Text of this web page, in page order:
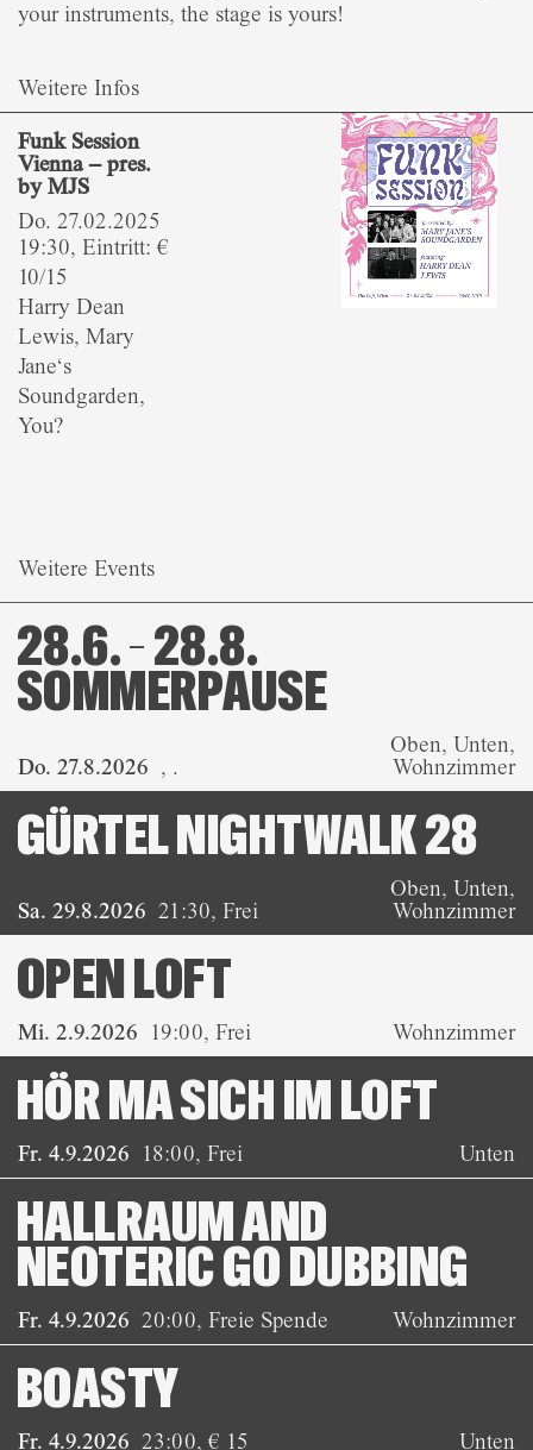
your instruments, the stage is yours!
Weitere Infos
Funk Session
Vienna – pres.
by MJS
Do. 27.02.2025
19:30, Eintritt: €
10/15
Harry Dean
Lewis, Mary
Jane‘s
Soundgarden,
You?
Weitere Events
Do. 27.8.2026 , .
28.6. – 28.8.
SOMMERPAUSE
Oben, Unten,
Wohnzimmer
Sa. 29.8.2026 21:30,Frei
GÜRTEL NIGHTWALK 28
Oben, Unten,
Wohnzimmer
Mi. 2.9.2026 19:00,Frei
OPEN LOFT
Wohnzimmer
Fr. 4.9.2026 18:00,Frei
HÖR MA SICH IM LOFT
Unten
Fr. 4.9.2026 20:00,Freie Spende
HALLRAUM AND
NEOTERIC GO DUBBING
Wohnzimmer
Fr. 4.9.2026 23:00,€ 15
BOASTY
Unten